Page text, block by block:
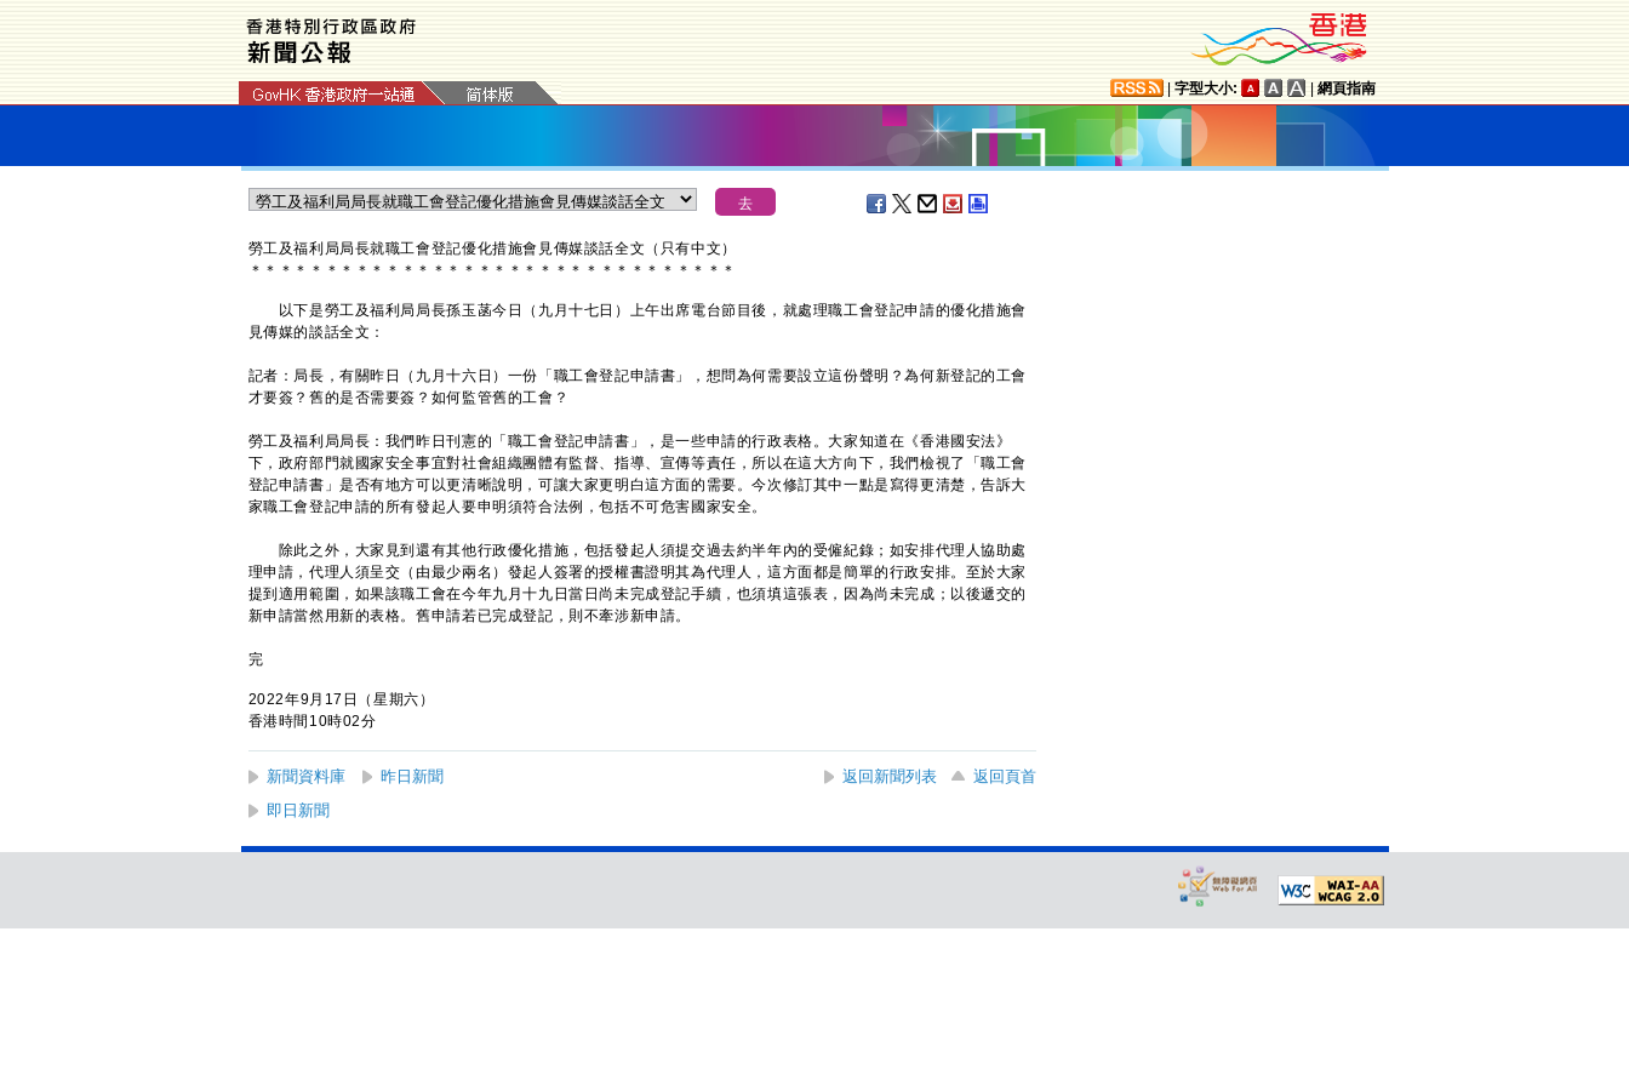
字型大小: 網頁指南
勞工及福利局局長就職工會登記優化措施會見傳媒談話全文（只有中文）
＊ ＊ ＊ ＊ ＊ ＊ ＊ ＊ ＊ ＊ ＊ ＊ ＊ ＊ ＊ ＊ ＊ ＊ ＊ ＊ ＊ ＊ ＊ ＊ ＊ ＊ ＊ ＊ ＊ ＊ ＊ ＊
以下是勞工及福利局局長孫玉菡今日（九月十七日）上午出席電台節目後，就處理職工會登記申請的優化措施會
見傳媒的談話全文：
記者：局長，有關昨日（九月十六日）一份「職工會登記申請書」，想問為何需要設立這份聲明？為何新登記的工會
才要簽？舊的是否需要簽？如何監管舊的工會？
勞工及福利局局長：我們昨日刊憲的「職工會登記申請書」，是一些申請的行政表格。大家知道在《香港國安法》
下，政府部門就國家安全事宜對社會組織團體有監督、指導、宣傳等責任，所以在這大方向下，我們檢視了「職工會
登記申請書」是否有地方可以更清晰說明，可讓大家更明白這方面的需要。今次修訂其中一點是寫得更清楚，告訴大
家職工會登記申請的所有發起人要申明須符合法例，包括不可危害國家安全。
除此之外，大家見到還有其他行政優化措施，包括發起人須提交過去約半年內的受僱紀錄；如安排代理人協助處
理申請，代理人須呈交（由最少兩名）發起人簽署的授權書證明其為代理人，這方面都是簡單的行政安排。至於大家
提到適用範圍，如果該職工會在今年九月十九日當日尚未完成登記手續，也須填這張表，因為尚未完成；以後遞交的
新申請當然用新的表格。舊申請若已完成登記，則不牽涉新申請。
完
2022年9月17日（星期六）
香港時間10時02分
新聞資料庫 昨日新聞 返回新聞列表
返回頁首
即日新聞